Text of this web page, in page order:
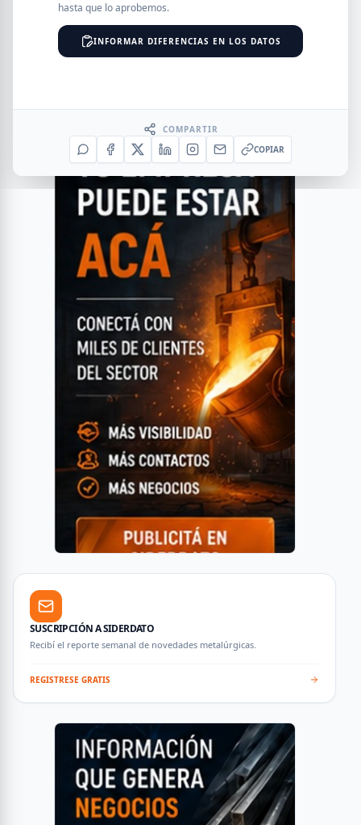
SUSCRIPCIÓN A SIDERDATO
Recibí el reporte semanal de novedades metalúrgicas.
REGISTRESE GRATIS
hasta que lo aprobemos.
INFORMAR DIFERENCIAS EN LOS DATOS
COMPARTIR
COPIAR